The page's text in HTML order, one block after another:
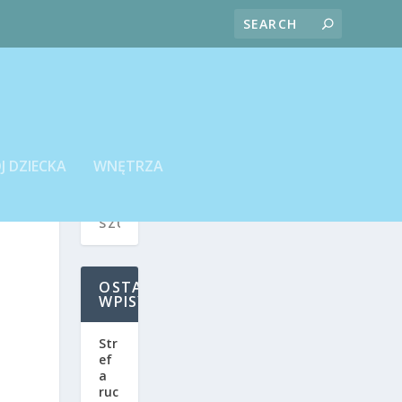
DZIECKA WNĘTRZA
OSTATNIE
WPISY
Str
ef
a
ruc